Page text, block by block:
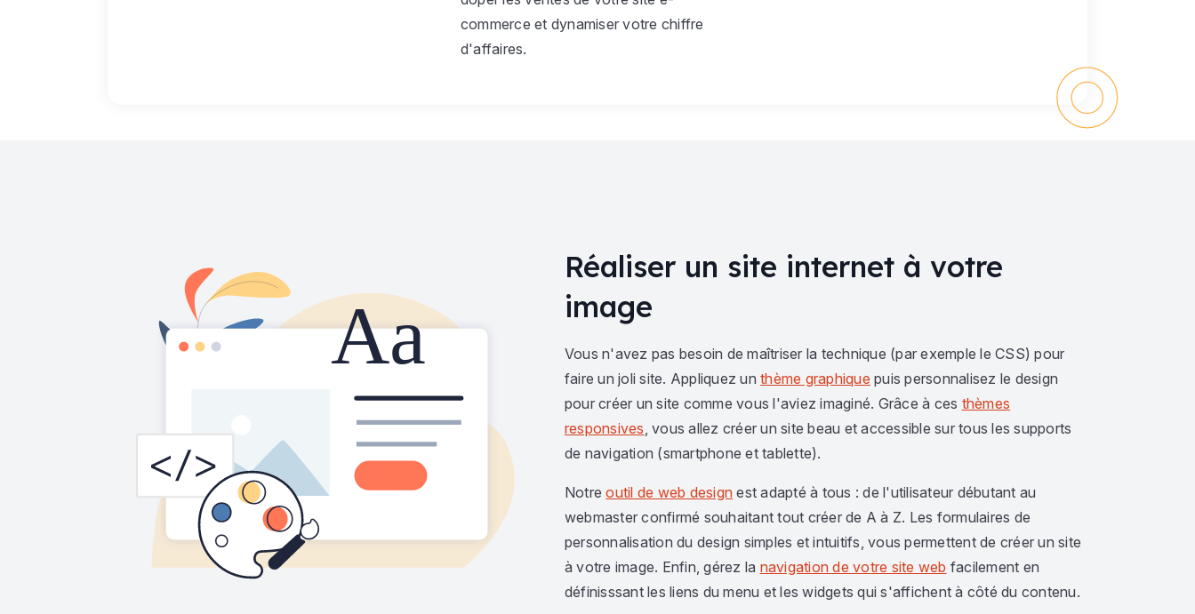
commerce et dynamiser votre chiffre
d'affaires.
Réaliser un site internet à votre
image
Vous n'avez pas besoin de maîtriser la technique (par exemple le CSS) pour
faire un joli site. Appliquez unthème graphique puis personnalisez le design
pour créer un site comme vous l'aviez imaginé. Grâce à ces thèmes
responsives, vous allez créer un site beau et accessible sur tous les supports
de navigation (smartphone et tablette).
Notreoutil de web design est adapté à tous : de l'utilisateur débutant au
webmaster confirmé souhaitant tout créer de A à Z. Les formulaires de
personnalisation du design simples et intuitifs, vous permettent de créer un site
à votre image. Enfin, gérez la navigation de votre site web facilement en
définisssant les liens du menu et les widgets qui s'affichent à côté du contenu.